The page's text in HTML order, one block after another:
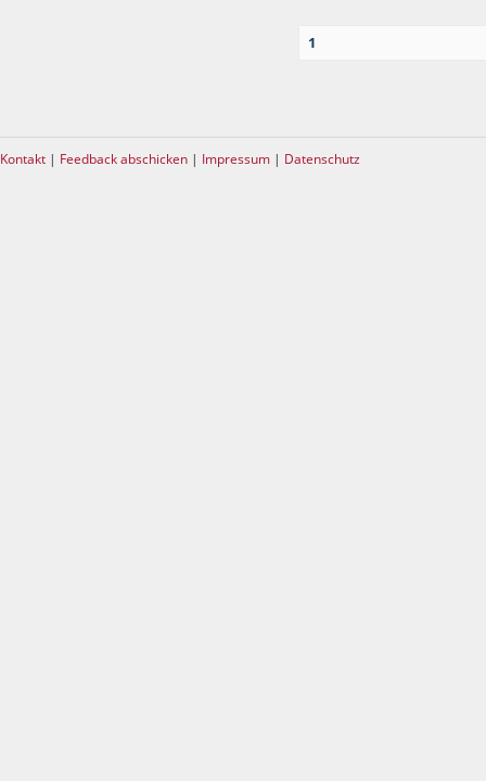
1
Kontakt | Feedback abschicken | Impressum | Datenschutz